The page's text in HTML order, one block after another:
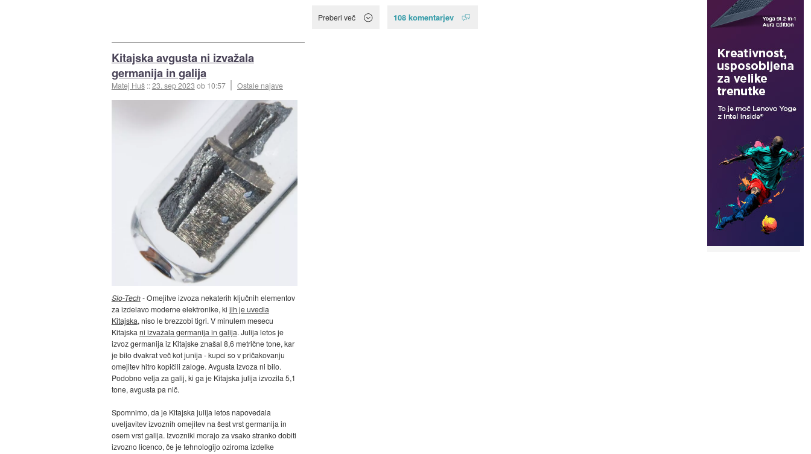
Preberi več 108 komentarjev
Kitajska avgusta ni izvažala
germanija in galija
Matej Huš ::23. sep 2023 ob 10:57 Ostale najave
Slo-Tech- Omejitve izvoza nekaterih ključnih elementov
za izdelavo moderne elektronike, ki jih je uvedla
Kitajska, niso le brezzobi tigri. V minulem mesecu
Kitajska ni izvažala germanija in galija. Julija letos je
izvoz germanija iz Kitajske znašal 8,6 metrične tone, kar
je bilo dvakrat več kot junija - kupci so v pričakovanju
omejitev hitro kopičili zaloge. Avgusta izvoza ni bilo.
Podobno velja za galij, ki ga je Kitajska julija izvozila 5,1
tone, avgusta pa nič.
Spomnimo, da je Kitajska julija letos napovedala
uveljavitev izvoznih omejitev na šest vrst germanija in
osem vrst galija. Izvozniki morajo za vsako stranko dobiti
izvozno licenco, če je tehnologijo oziroma izdelke